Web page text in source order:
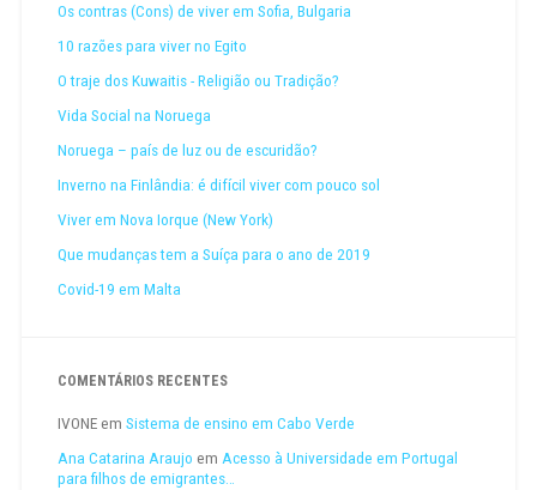
Os contras (Cons) de viver em Sofia, Bulgaria
10 razões para viver no Egito
O traje dos Kuwaitis - Religião ou Tradição?
Vida Social na Noruega
Noruega – país de luz ou de escuridão?
Inverno na Finlândia: é difícil viver com pouco sol
Viver em Nova Iorque (New York)
Que mudanças tem a Suíça para o ano de 2019
Covid-19 em Malta
COMENTÁRIOS RECENTES
IVONEem Sistema de ensino em Cabo Verde
Ana Catarina Araujo em Acesso à Universidade em Portugal
para filhos de emigrantes…